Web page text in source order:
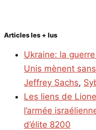
Articles les + lus
Ukraine: la
Unis mènent
Jeffrey Sachs,
Les liens de
l’armée
d’élite 8200